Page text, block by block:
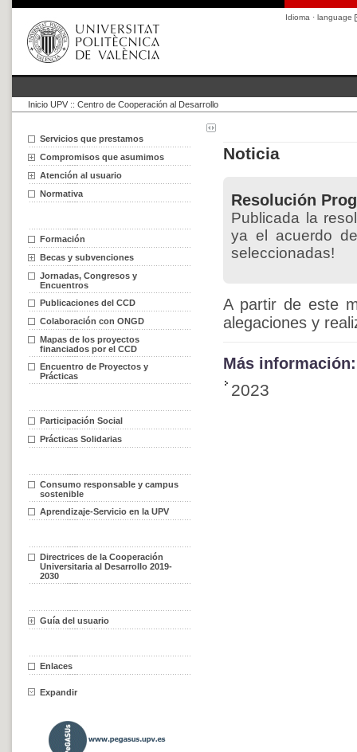
Idioma · language
Inicio UPV :: Centro de Cooperación al Desarrollo
Servicios que prestamos
Compromisos que asumimos
Atención al usuario
Normativa
Formación
Becas y subvenciones
Jornadas, Congresos y
Encuentros
Publicaciones del CCD
Colaboración con ONGD
Mapas de los proyectos
financiados por el CCD
Encuentro de Proyectos y
Prácticas
Participación Social
Prácticas Solidarias
Consumo responsable y campus
sostenible
Aprendizaje-Servicio en la UPV
Directrices de la Cooperación
Universitaria al Desarrollo 2019-
2030
Guía del usuario
Enlaces
Expandir
Noticia
Resolución
Publicada la
ya el acuerdo
seleccionadas!
A partir de este
alegaciones y
Más información:
2023